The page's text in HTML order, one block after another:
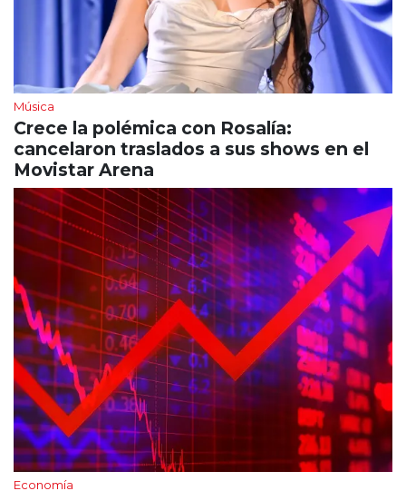
Música
Crece la polémica con Rosalía:
cancelaron traslados a sus shows en el
Movistar Arena
Economía